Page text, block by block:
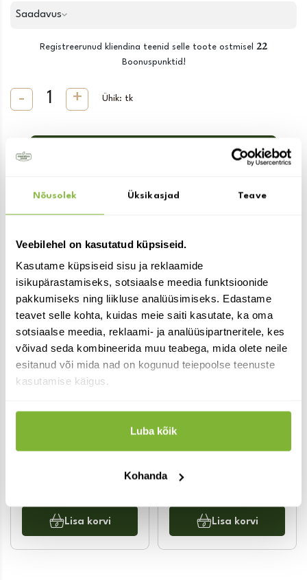
Nõusolek Üksikasjad Teave
Veebilehel on kasutatud küpsiseid.
Kasutame küpsiseid sisu ja reklaamide
isikupärastamiseks, sotsiaalse meedia funktsioonide
pakkumiseks ning liikluse analüüsimiseks. Edastame
teavet selle kohta, kuidas meie saiti kasutate, ka oma
sotsiaalse meedia, reklaami- ja analüüsipartneritele, kes
võivad seda kombineerida muu teabega, mida olete neile
esitanud või mida nad on kogunud teiepoolse teenuste
kasutamise käigus.
Luba kõik
Kohanda
Saadavus
Registreerunud kliendina teenid selle toote ostmisel 22
Boonuspunktid!
Ühik: tk
Sulle võib ka huvi pakkuda:
9.50
Lisa korvi
Veinipärm universaalne
4.20
laos
Lisa korvi